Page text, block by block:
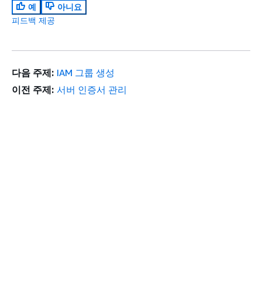
예
아니요
피드백 제공
다음 주제: IAM 그룹 생성
이전 주제: 서버 인증서 관리